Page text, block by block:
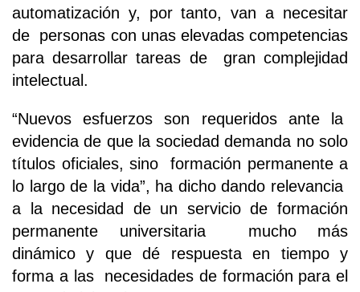
automatización y, por tanto, van a necesitar
de personas con unas elevadas competencias
para desarrollar tareas de gran complejidad
intelectual.
“Nuevos esfuerzos son requeridos ante la
evidencia de que la sociedad demanda no solo
títulos oficiales, sino formación permanente a
lo largo de la vida”, ha dicho dando relevancia
a la necesidad de un servicio de formación
permanente universitaria mucho más
dinámico y que dé respuesta en tiempo y
forma a las necesidades de formación para el